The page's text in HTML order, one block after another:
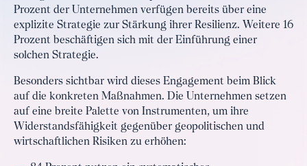
Prozent der Unternehmen verfügen bereits über eine
explizite Strategie zur Stärkung ihrer Resilienz. Weitere 16
Prozent beschäftigen sich mit der Einführung einer
solchen Strategie.
Besonders sichtbar wird dieses Engagement beim Blick
auf die konkreten Maßnahmen. Die Unternehmen setzen
auf eine breite Palette von Instrumenten, um ihre
Widerstandsfähigkeit gegenüber geopolitischen und
wirtschaftlichen Risiken zu erhöhen: